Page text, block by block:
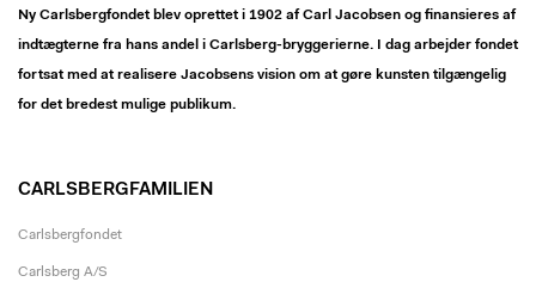
Ny Carlsbergfondet blev oprettet i 1902 af Carl Jacobsen og finansieres af
indtægterne fra hans andel i Carlsberg-bryggerierne. I dag arbejder fondet
fortsat med at realisere Jacobsens vision om at gøre kunsten tilgængelig
for det bredest mulige publikum.
CARLSBERGFAMILIEN
Carlsbergfondet
Carlsberg A/S